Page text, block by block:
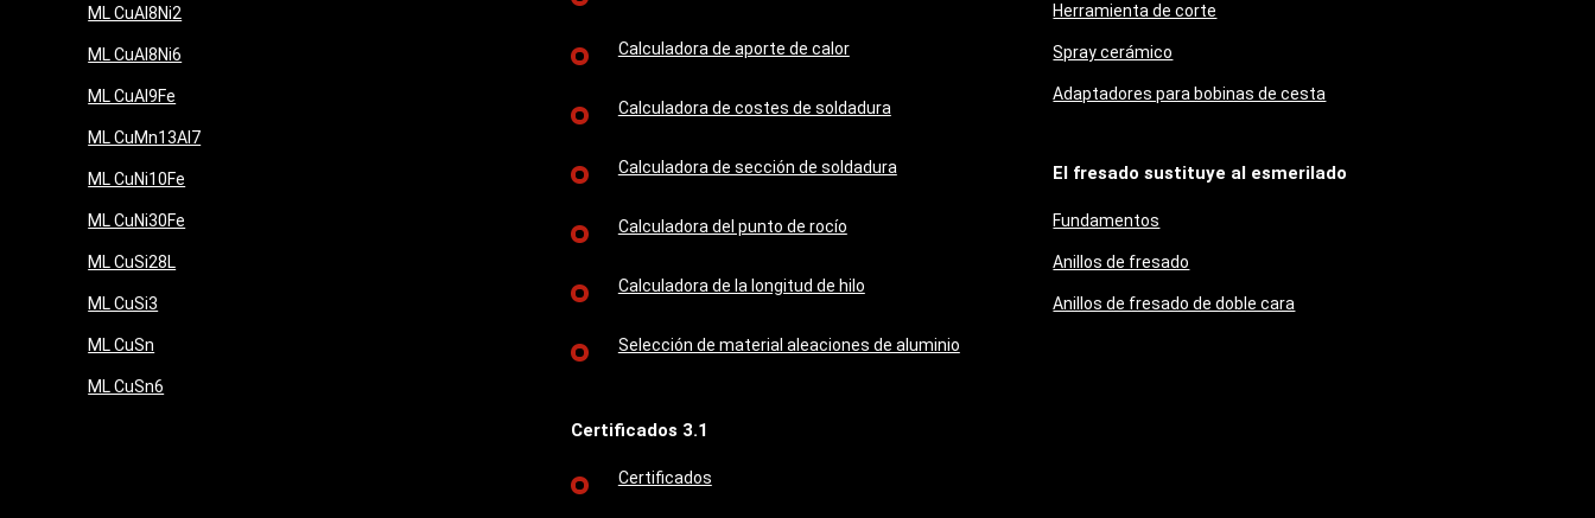
ML CuAl8Ni2
ML CuAl8Ni6
ML CuAl9Fe
ML CuMn13Al7
ML CuNi10Fe
ML CuNi30Fe
ML CuSi28L
ML CuSi3
ML CuSn
ML CuSn6
Calculadora de aporte de calor
Calculadora de costes de soldadura
Calculadora de sección de soldadura
Calculadora del punto de rocío
Calculadora de la longitud de hilo
Selección de material aleaciones de aluminio
Certificados 3.1
Certificados
Herramienta de corte
Spray cerámico
Adaptadores para bobinas de cesta
El fresado sustituye al esmerilado
Fundamentos
Anillos de fresado
Anillos de fresado de doble cara